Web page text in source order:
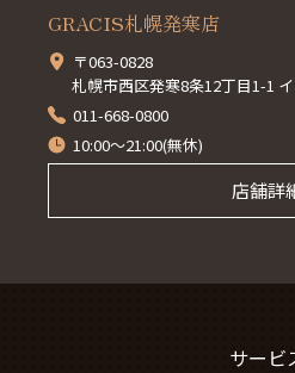
GRACIS札幌発寒店
〒063-0828
札幌市西区発寒8条12丁目1-1
011-668-0800
10:00～21:00(無休)
店舗詳
サービ